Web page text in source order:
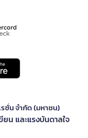
รชั่น จำกัด (มหาชน)
ยน และแรงบันดาลใจ